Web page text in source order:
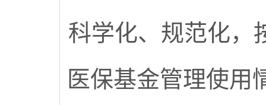
科学化、规范化，
医保基金管理使用